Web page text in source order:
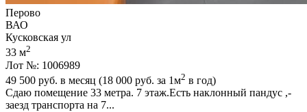
Перово
ВАО
Кусковская ул
33 м2
Лот №: 1006989
49 500 руб. в месяц (18 000 руб. за 1м2 в год)
Сдаю помещение 33 метра. 7 этаж.Есть наклонный пандус ,­
заезд транспорта на 7...